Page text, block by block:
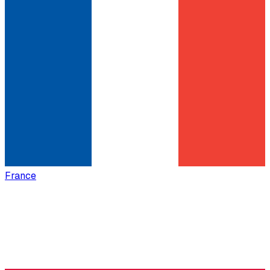
France